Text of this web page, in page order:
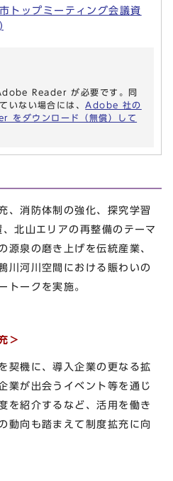
トップミーティング会議資
Reader が必要です。同
いない場合には、 Adobe 社の
をダウンロード（無償）して
、消防体制の強化、探究学習
北山エリアの再整備のテーマ
源泉の磨き上げを伝統産業、
川河川空間における賑わいの
トークを実施。
＞
機に、導入企業の更なる拡
業が出会うイベント等を通じ
を紹介するなど、活用を働き
動向も踏まえて制度拡充に向